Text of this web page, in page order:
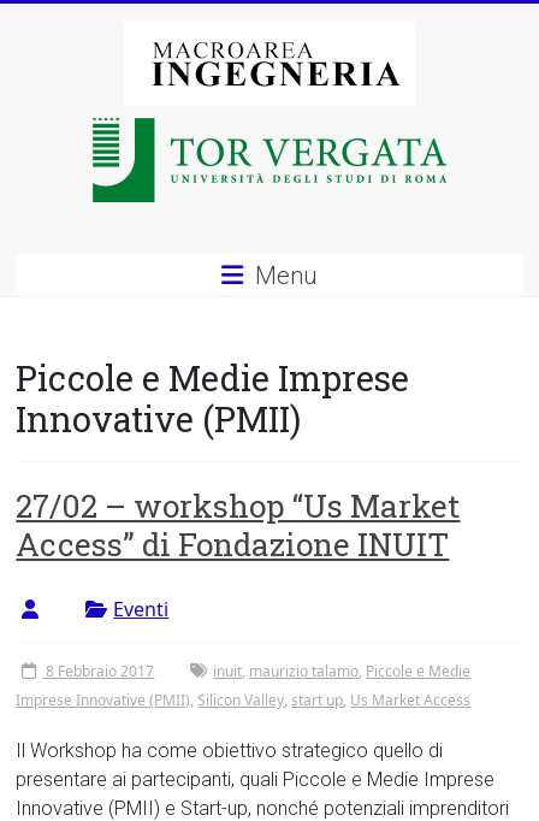
Macroarea
degli
Studi
Roma
Tor
Vergata
Menu
Piccole e Medie Imprese
Innovative (PMII)
27/02 – workshop “Us Market
Access” di Fondazione INUIT
Eventi
8 Febbraio 2017 inuit, maurizio talamo, Piccole e Medie
Imprese Innovative (PMII), Silicon Valley,start up, Us Market Access
Il Workshop ha come obiettivo strategico quello di
presentare ai partecipanti, quali Piccole e Medie Imprese
Innovative (PMII) e Start-up, nonché potenziali imprenditori